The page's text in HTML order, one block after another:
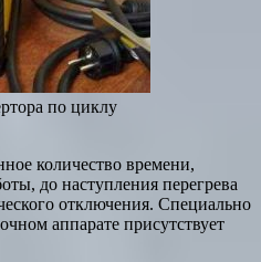
по циклу
количество времени,
до наступления перегрева
отключения. Специально
аппарате присутствует